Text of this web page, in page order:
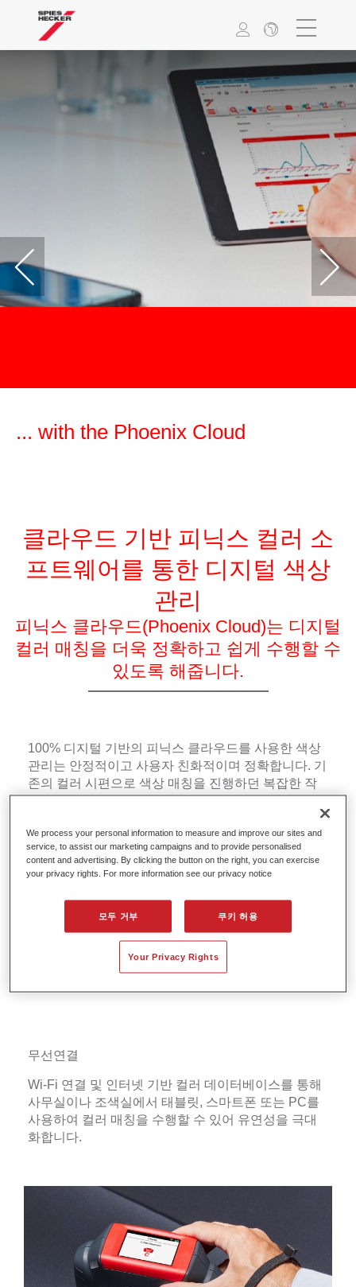
클라우드 기반 피닉스 컬러 소
프트웨어를 통한 디지털 색상
관리
피닉스 클라우드(Phoenix Cloud)는 디지털
컬러 매칭을 더욱 정확하고 쉽게 수행할 수
있도록 해줍니다.
100% 디지털 기반의 피닉스 클라우드를 사용한 색상
관리는 안정적이고 사용자 친화적이며 정확합니다. 기
존의 컬러 시편으로 색상 매칭을 진행하던 복잡한 작
업을 간편하게 해줍니다.
무선연결
Wi-Fi 연결 및 인터넷 기반 컬러 데이터베이스를 통해
사무실이나 조색실에서 태블릿, 스마트폰 또는 PC를
사용하여 컬러 매칭을 수행할 수 있어 유연성을 극대
화합니다.
We process your personal information to measure and improve our sites and
service, to assist our marketing campaigns and to provide personalised
content and advertising. By clicking the button on the right, you can exercise
your privacy rights. For more information see our privacy notice
모두 거부 쿠키 허용
Your Privacy Rights